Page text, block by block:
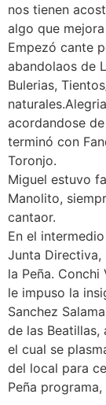
nos tienen
algo que
Empezó cante
abandolaos de
Bulerias,
acordandose
terminó con
Toronjo.
Miguel estuvo
Manolito,
cantaor.
En el
Junta Directiva,
la Peña.
le impuso la
Sanchez
de las
el cual se
del local para
Peña